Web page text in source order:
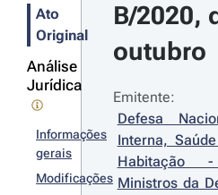
Ato
Original
Análise
Jurídica
Informações
gerais
Modificações
B/2020,
outubro
Emitente:
Defesa
Interna,
Habitação
Ministros da